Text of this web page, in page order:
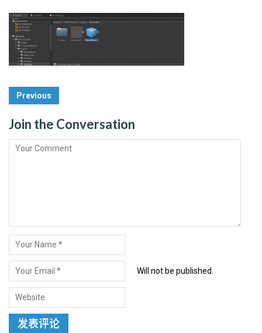
Post
Navigation
Previous
Join the Conversation
Will not be published.